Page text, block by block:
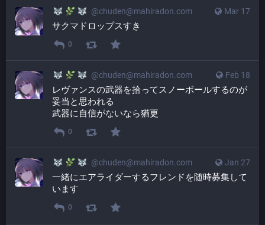
Mar 17
@chuden@mahiradon.com
サクマドロップスすき
0
Feb 18
@chuden@mahiradon.com
レヴァンスの武器を拾ってスノーボールするのが
妥当と思われる
武器に自信がないなら猶更
0
Jan 27
@chuden@mahiradon.com
一緒にエアライダーするフレンドを随時募集して
います
0